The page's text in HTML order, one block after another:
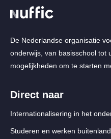
De Nederlandse organisatie
onderwijs, van basisschool tot
mogelijkheden om te starten
Direct naar
Internationalisering in het
Studeren en werken buitenland